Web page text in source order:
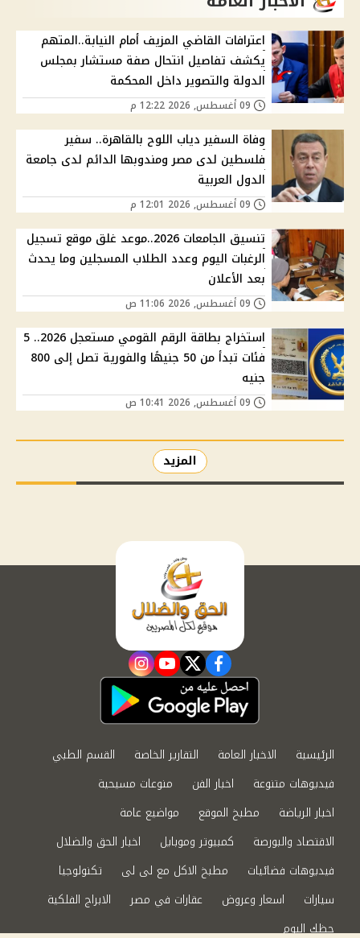
اعترافات القاضي المزيف أمام النيابة..المتهم
يكشف تفاصيل انتحال صفة مستشار بمجلس
الدولة والتصوير داخل المحكمة
وفاة السفير دياب اللوح بالقاهرة.. سفير
فلسطين لدى مصر ومندوبها الدائم لدى جامعة
الدول العربية
تنسيق الجامعات 2026..موعد غلق موقع تسجيل
الرغبات اليوم وعدد الطلاب المسجلين وما يحدث
بعد الأعلان
استخراج بطاقة الرقم القومي مستعجل 2026.. 5
فئات تبدأ من 50 جنيهًا والفورية تصل إلى 800
جنيه
المزيد
facebook
twitter
youtube
instagram
الرئيسية الاخبار العامة التقارير الخاصة
القسم الطبي
فيديوهات متنوعة
اخبار الفن
منوعات مسيحية
اخبار الرياضة
مطبخ الموقع
مواضيع عامة
الاقتصاد والبورصة
كمبيوتر وموبايل
اخبار الحق والضلال
فيديوهات فضائيات
مطبخ الاكل مع لى لى
تكنولوجيا
سيارات
اسعار وعروض عقارات في مصر
الابراج الفلكية
حظك اليوم